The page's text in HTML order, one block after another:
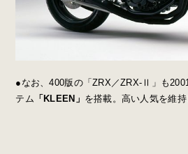
●なお、400版の「ZRX／ZRX-Ⅱ」も
テム 「KLEEN」 を搭載。高い人気を維